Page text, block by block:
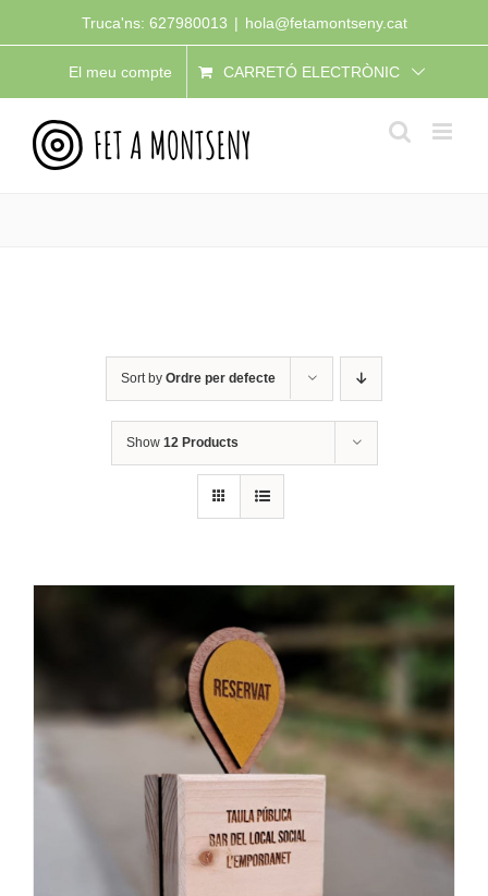
to
Truca'ns: 627980013 | hola@fetamontseny.cat
El meu compte CARRETÓ ELECTRÒNIC
Sort by Ordre per defecte
Show 12 Products